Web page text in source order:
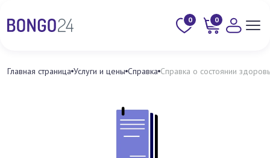
0 0
Главная страница Услуги и цены Справка Справка о состоянии